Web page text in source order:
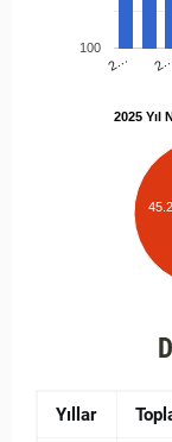
2… 2…
100
2025 Yıl
Yıllar